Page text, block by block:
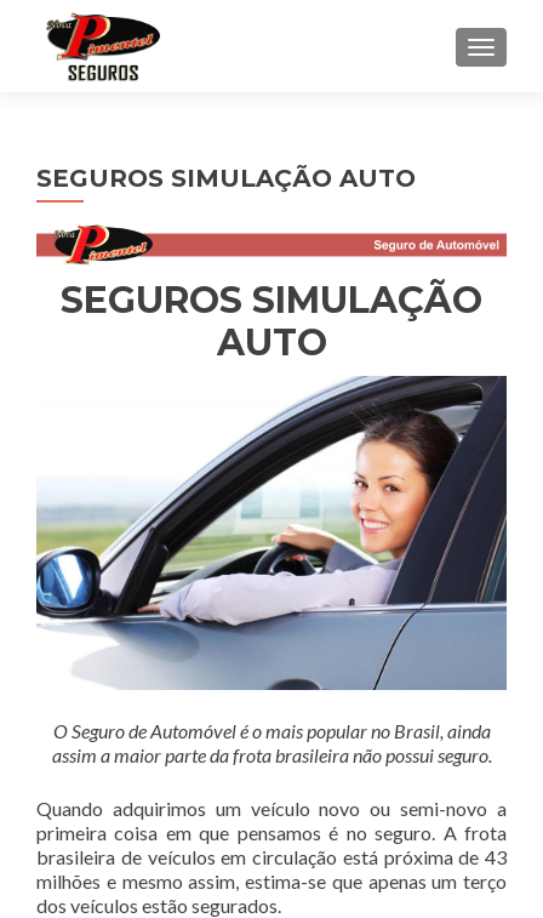
SEGUROS SIMULAÇÃO AUTO
SEGUROS SIMULAÇÃO
AUTO
O Seguro de Automóvel é o mais popular no Brasil, ainda
assim a maior parte da frota brasileira não possui seguro.
Quando adquirimos um veículo novo ou semi-novo a
primeira coisa em que pensamos é no seguro. A frota
brasileira de veículos em circulação está próxima de 43
milhões e mesmo assim, estima-se que apenas um terço
dos veículos estão segurados.